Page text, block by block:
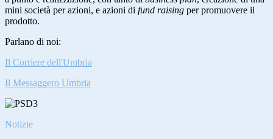
mini società per azioni, e azioni di fund raising per promuovere il
prodotto.
Parlano di noi:
Il Corriere dell'Umbria
Il Messaggero Umbria
Notizie